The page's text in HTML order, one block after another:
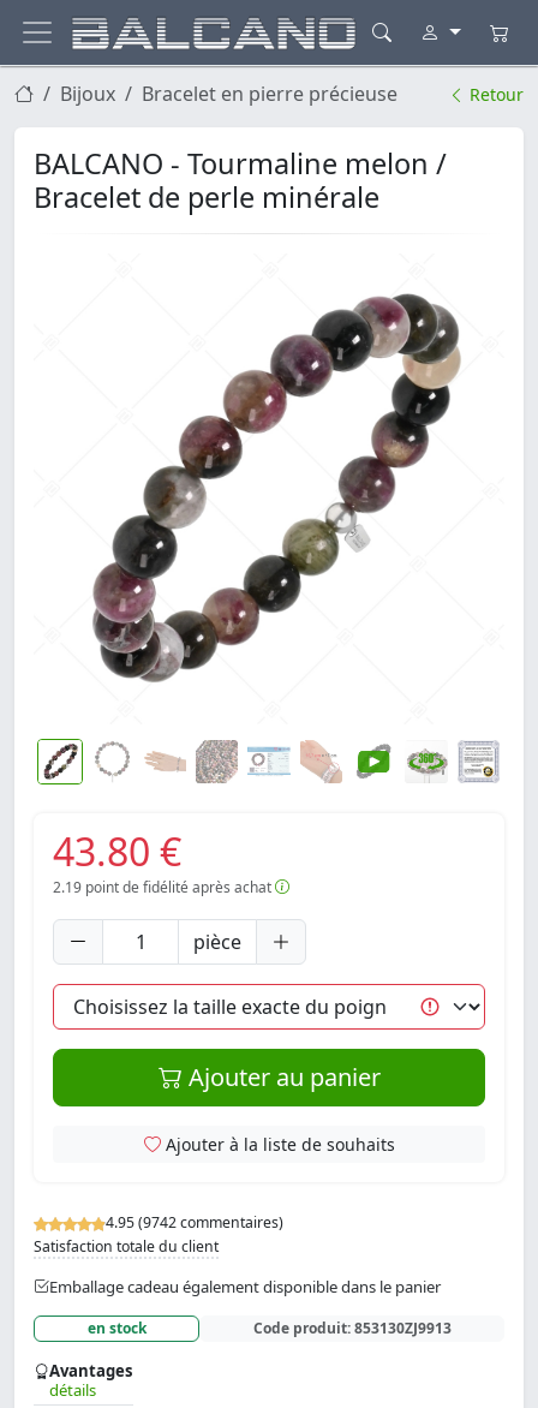
Bijoux Bracelet en pierre précieuse Retour
BALCANO - Tourmaline melon /
Bracelet de perle minérale
4.95 (9742 commentaires)
Satisfaction totale du client
Emballage cadeau également disponible dans le panier
en stock Code produit:853130ZJ9913
Avantages
détails
43.80 €
2.19 point de fidélité après achat
pièce
Ajouter au panier
Ajouter à la liste de souhaits